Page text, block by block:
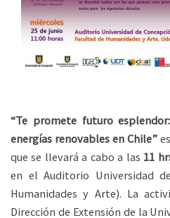
“Te promete futuro
energías renovables en Chile”
que se llevará a cabo a las 11
en el Auditorio Universidad
Humanidades y Arte). La
Dirección de Extensión de la